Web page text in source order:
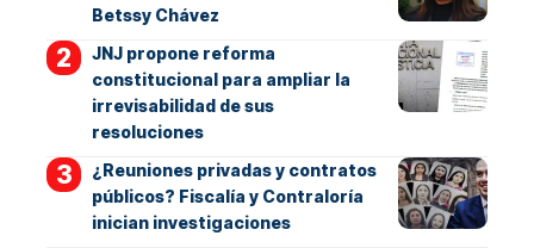
Betssy Chávez
JNJ propone reforma
constitucional para ampliar la
irrevisabilidad de sus
resoluciones
¿Reuniones privadas y contratos
públicos? Fiscalía y Contraloría
inician investigaciones